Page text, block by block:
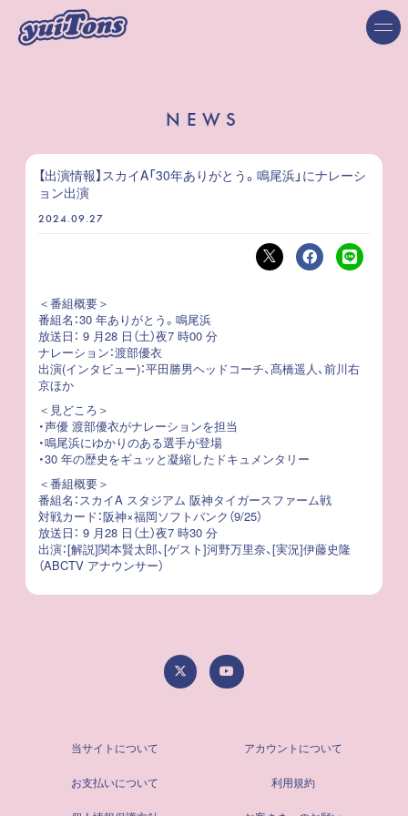
NEWS
【出演情報】スカイA「30年ありがとう。鳴尾浜」にナレーシ
ョン出演
2024.09.27
＜番組概要＞
番組名：30 年ありがとう。鳴尾浜
放送日： 9 月28 日（土）夜7 時00 分
ナレーション：渡部優衣
出演(インタビュー)：平田勝男ヘッドコーチ、髙橋遥人、前川右
京ほか
＜見どころ＞
・声優 渡部優衣がナレーションを担当
・鳴尾浜にゆかりのある選手が登場
・30 年の歴史をギュッと凝縮したドキュメンタリー
＜番組概要＞
番組名：スカイA スタジアム 阪神タイガースファーム戦
対戦カード：阪神×福岡ソフトバンク（9/25）
放送日： 9 月28 日（土）夜7 時30 分
出演：[解説]関本賢太郎、[ゲスト]河野万里奈、[実況]伊藤史隆
（ABCTV アナウンサー）
当サイトについて アカウントについて
お支払いについて 利用規約